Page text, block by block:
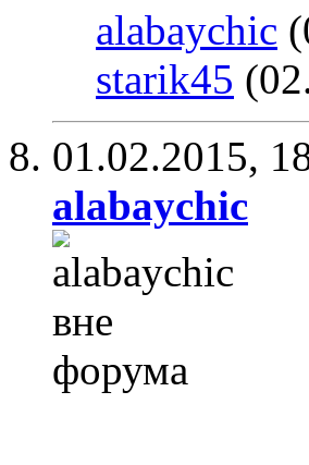
alabaychic
starik45
01.02.2015,
alabaychic